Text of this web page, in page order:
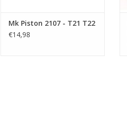
Mk Piston 2107 - T21 T22
€14,98